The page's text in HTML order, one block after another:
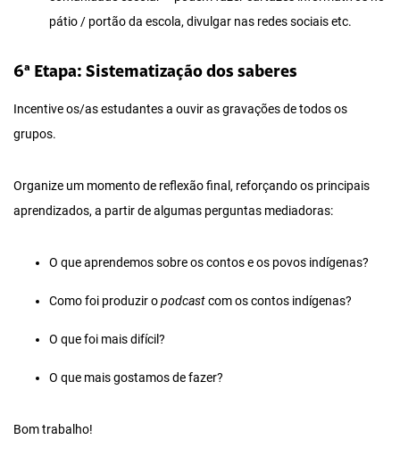
pátio / portão da escola, divulgar nas redes sociais etc.
6ª Etapa: Sistematização dos saberes
Incentive os/as estudantes a ouvir as gravações de todos os
grupos.
Organize um momento de reflexão final, reforçando os principais
aprendizados, a partir de algumas perguntas mediadoras:
O que aprendemos sobre os contos e os povos indígenas?
Como foi produzir opodcastcom os contos indígenas?
O que foi mais difícil?
O que mais gostamos de fazer?
Bom trabalho!